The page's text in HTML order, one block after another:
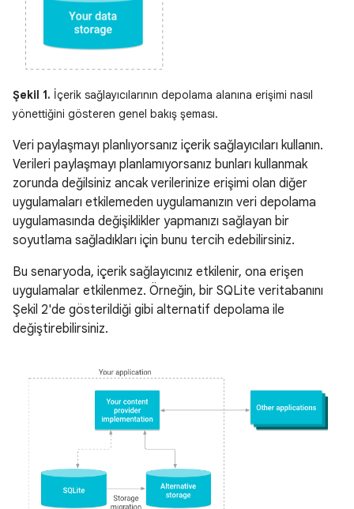
Şekil 1. İçerik sağlayıcılarının depolama alanına erişimi nasıl
yönettiğini gösteren genel bakış şeması.
Veri paylaşmayı planlıyorsanız içerik sağlayıcıları kullanın.
Verileri paylaşmayı planlamıyorsanız bunları kullanmak
zorunda değilsiniz ancak verilerinize erişimi olan diğer
uygulamaları etkilemeden uygulamanızın veri depolama
uygulamasında değişiklikler yapmanızı sağlayan bir
soyutlama sağladıkları için bunu tercih edebilirsiniz.
Bu senaryoda, içerik sağlayıcınız etkilenir, ona erişen
uygulamalar etkilenmez. Örneğin, bir SQLite veritabanını
Şekil 2'de gösterildiği gibi alternatif depolama ile
değiştirebilirsiniz.